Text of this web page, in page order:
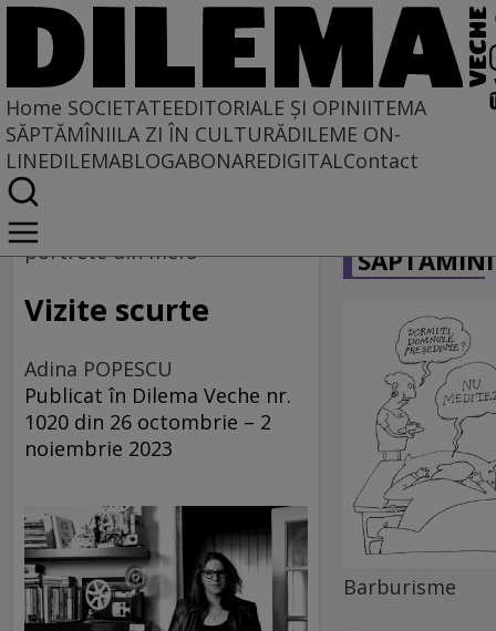
Home SOCIETATEEDITORIALE ȘI OPINIITEMA
SĂPTĂMÎNIILA ZI ÎN CULTURĂDILEME ON-
LINEDILEMABLOGABONAREDIGITALContact
Home
Societate
portrete din mers
Vizite scurte
Adina POPESCU
Publicat în Dilema Veche nr.
1020 din 26 octombrie – 2
noiembrie 2023
Barburisme